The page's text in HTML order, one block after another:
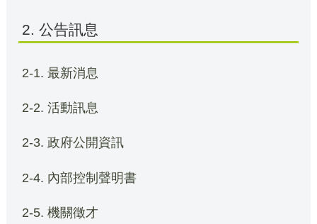
2. 公告訊息
2-1. 最新消息
2-2. 活動訊息
2-3. 政府公開資訊
2-4. 內部控制聲明書
2-5. 機關徵才